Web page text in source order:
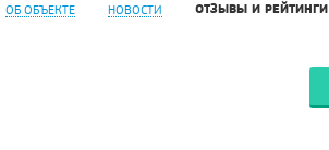
ОБ ОБЪЕКТЕ НОВОСТИ ОТЗЫВЫ И РЕЙТИНГИ